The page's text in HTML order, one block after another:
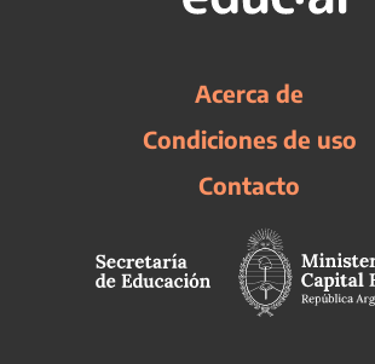
Acerca de
Condiciones de uso
Contacto